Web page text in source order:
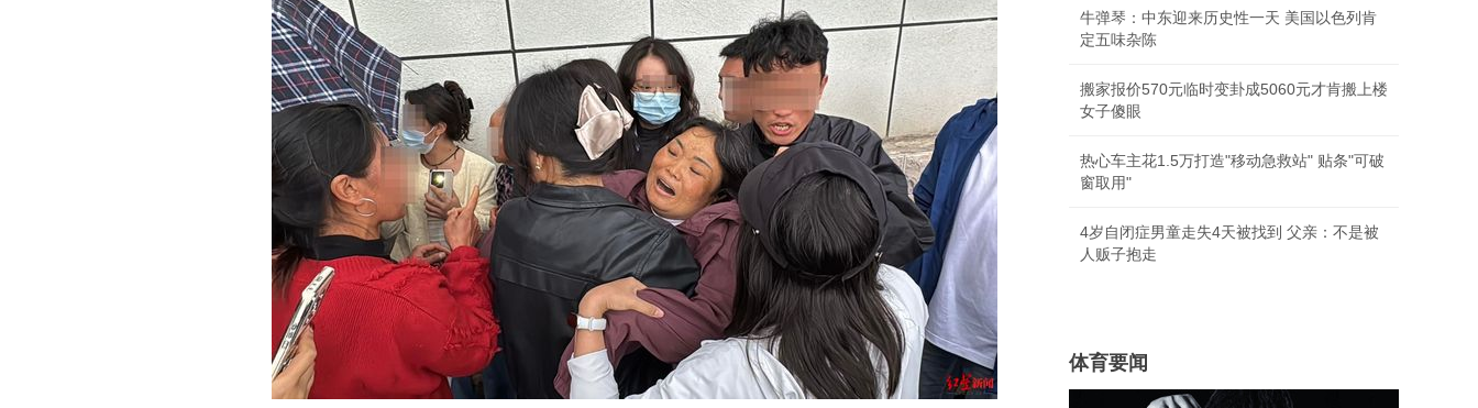
牛弹琴：中东迎来历史性一天 美国以色列肯
定五味杂陈
搬家报价570元临时变卦成5060元才肯搬上楼
女子傻眼
热心车主花1.5万打造"移动急救站" 贴条"可破
窗取用"
4岁自闭症男童走失4天被找到 父亲：不是被
人贩子抱走
体育要闻